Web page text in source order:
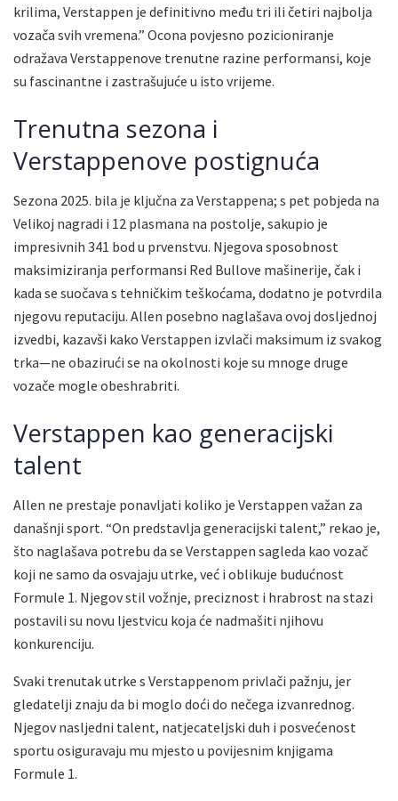
krilima, Verstappen je definitivno među tri ili četiri najbolja
vozača svih vremena.” Ocona povjesno pozicioniranje
odražava Verstappenove trenutne razine performansi, koje
su fascinantne i zastrašujuće u isto vrijeme.
Trenutna sezona i
Verstappenove postignuća
Sezona 2025. bila je ključna za Verstappena; s pet pobjeda na
Velikoj nagradi i 12 plasmana na postolje, sakupio je
impresivnih 341 bod u prvenstvu. Njegova sposobnost
maksimiziranja performansi Red Bullove mašinerije, čak i
kada se suočava s tehničkim teškoćama, dodatno je potvrdila
njegovu reputaciju. Allen posebno naglašava ovoj dosljednoj
izvedbi, kazavši kako Verstappen izvlači maksimum iz svakog
trka—ne obazirući se na okolnosti koje su mnoge druge
vozače mogle obeshrabriti.
Verstappen kao generacijski
talent
Allen ne prestaje ponavljati koliko je Verstappen važan za
današnji sport. “On predstavlja generacijski talent,” rekao je,
što naglašava potrebu da se Verstappen sagleda kao vozač
koji ne samo da osvajaju utrke, već i oblikuje budućnost
Formule 1. Njegov stil vožnje, preciznost i hrabrost na stazi
postavili su novu ljestvicu koja će nadmašiti njihovu
konkurenciju.
Svaki trenutak utrke s Verstappenom privlači pažnju, jer
gledatelji znaju da bi moglo doći do nečega izvanrednog.
Njegov nasljedni talent, natjecateljski duh i posvećenost
sportu osiguravaju mu mjesto u povijesnim knjigama
Formule 1.